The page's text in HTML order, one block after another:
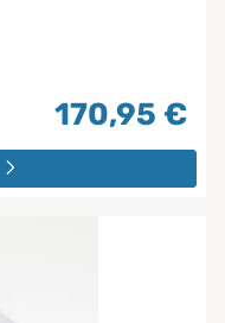
170,95 €